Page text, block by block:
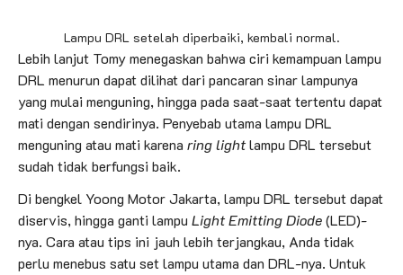
Lampu DRL setelah diperbaiki, kembali normal.
Lebih lanjut Tomy menegaskan bahwa ciri kemampuan lampu
DRL menurun dapat dilihat dari pancaran sinar lampunya
yang mulai menguning, hingga pada saat-saat tertentu dapat
mati dengan sendirinya. Penyebab utama lampu DRL
menguning atau mati karena ring lightlampu DRL tersebut
sudah tidak berfungsi baik.
Di bengkel Yoong Motor Jakarta, lampu DRL tersebut dapat
diservis, hingga ganti lampu Light Emitting Diode(LED)-
nya. Cara atau tips ini jauh lebih terjangkau, Anda tidak
perlu menebus satu set lampu utama dan DRL-nya. Untuk